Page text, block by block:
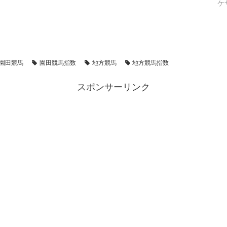
ケ
田競馬 園田競馬指数 地方競馬 地方競馬指数
スポンサーリンク